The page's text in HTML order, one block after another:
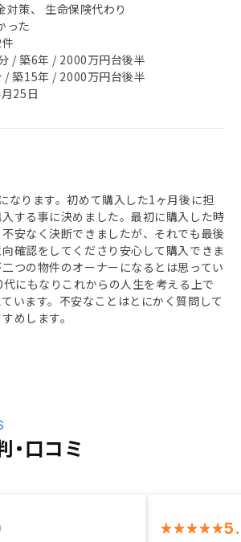
対策、 生命保険代わり
った
/ 築6年 / 2000万円台後半
/ 築15年 / 2000万円台後半
25日
なります。初めて購入した1ヶ月後に担
する事に決めました。最初に購入した時
安なく決断できましたが、それでも最後
確認をしてくださり安心して購入できま
つの物件のオーナーになるとは思ってい
にもなりこれからの人生を考える上で
います。不安なことはとにかく質問して
めします。
・口コミ